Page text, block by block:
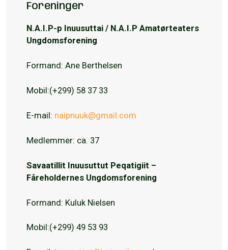
Foreninger
N.A.I.P-p Inuusuttai / N.A.I.P Amatørteaters
Ungdomsforening
Formand: Ane Berthelsen
Mobil:(+299) 58 37 33
E-mail: naipnuuk@gmail.com
Medlemmer: ca. 37
Savaatillit Inuusuttut Peqatigiit –
Fåreholdernes Ungdomsforening
Formand: Kuluk Nielsen
Mobil:(+299) 49 53 93